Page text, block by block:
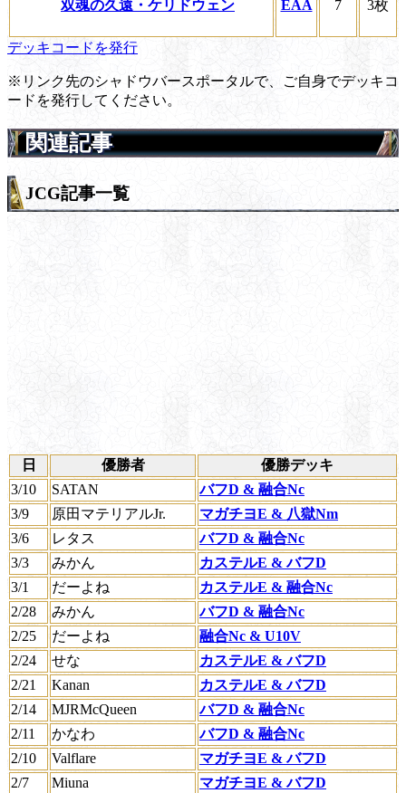
双魂の久遠・ケリドウェン EAA 7 3枚
デッキコードを発行
※リンク先のシャドウバースポータルで、ご自身でデッキコ
ードを発行してください。
関連記事
JCG記事一覧
日 優勝者
優勝デッキ
3/10
SATAN
バフD & 融合Nc
3/9
原田マテリアルJr.
マガチヨE & 八獄Nm
3/6
レタス
バフD & 融合Nc
3/3
みかん
カステルE & バフD
3/1
だーよね
カステルE & 融合Nc
2/28
みかん
バフD & 融合Nc
2/25
だーよね
融合Nc & U10V
2/24
せな
カステルE & バフD
2/21
Kanan
カステルE & バフD
2/14
MJRMcQueen
バフD & 融合Nc
2/11
かなわ
バフD & 融合Nc
2/10
Valflare
マガチヨE & バフD
2/7
Miuna
マガチヨE & バフD